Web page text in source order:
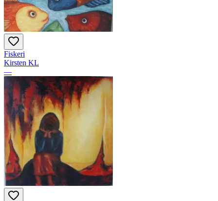
Fiskeri
Kirsten KL
—